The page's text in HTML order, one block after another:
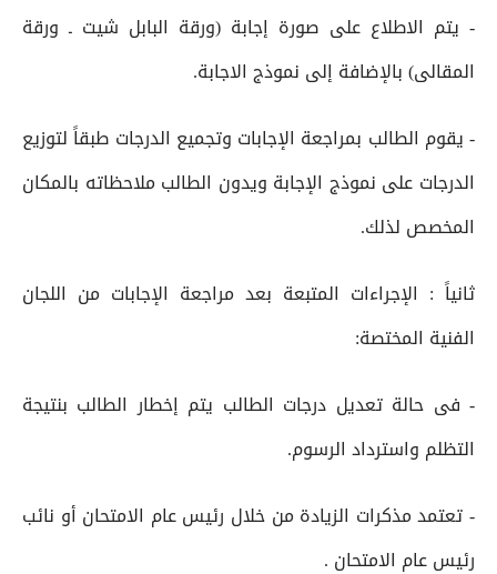
- يتم الاطلاع على صورة إجابة (ورقة البابل شيت ـ ورقة
المقالى) بالإضافة إلى نموذج الاجابة.
- يقوم الطالب بمراجعة الإجابات وتجميع الدرجات طبقاً لتوزيع
الدرجات على نموذج الإجابة ويدون الطالب ملاحظاته بالمكان
المخصص لذلك.
ثانياً : الإجراءات المتبعة بعد مراجعة الإجابات من اللجان
الفنية المختصة:
- فى حالة تعديل درجات الطالب يتم إخطار الطالب بنتيجة
التظلم واسترداد الرسوم.
- تعتمد مذكرات الزيادة من خلال رئيس عام الامتحان أو نائب
رئيس عام الامتحان .